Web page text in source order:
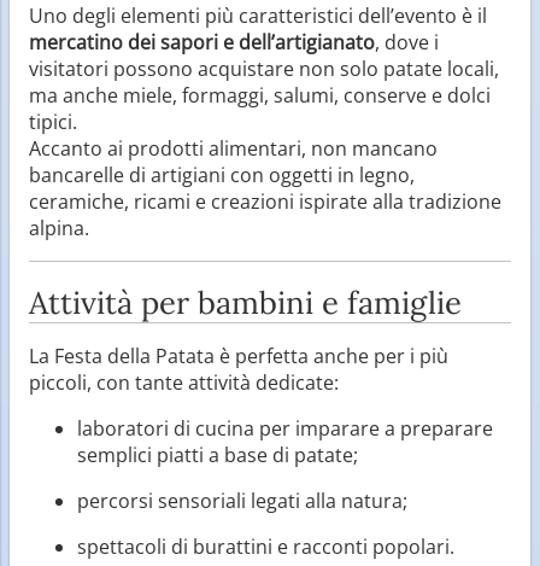
Uno degli elementi più caratteristici dell’evento è il
mercatino dei sapori e dell’artigianato, dove i
visitatori possono acquistare non solo patate locali,
ma anche miele, formaggi, salumi, conserve e dolci
tipici.
Accanto ai prodotti alimentari, non mancano
bancarelle di artigiani con oggetti in legno,
ceramiche, ricami e creazioni ispirate alla tradizione
alpina.
Attività per bambini e famiglie
La Festa della Patata è perfetta anche per i più
piccoli, con tante attività dedicate:
laboratori di cucina per imparare a preparare
semplici piatti a base di patate;
percorsi sensoriali legati alla natura;
spettacoli di burattini e racconti popolari.